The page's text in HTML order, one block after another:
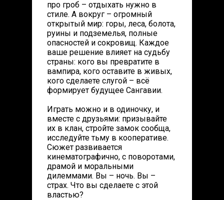
про гроб – отдыхать нужно в
стиле. А вокруг – огромный
открытый мир: горы, леса, болота,
руины и подземелья, полные
опасностей и сокровищ. Каждое
ваше решение влияет на судьбу
страны: кого вы превратите в
вампира, кого оставите в живых,
кого сделаете слугой – всё
формирует будущее Сангавии.
Играть можно и в одиночку, и
вместе с друзьями: призывайте
их в клан, стройте замок сообща,
исследуйте тьму в кооперативе.
Сюжет развивается
кинематографично, с поворотами,
драмой и моральными
дилеммами. Вы – ночь. Вы –
страх. Что вы сделаете с этой
властью?